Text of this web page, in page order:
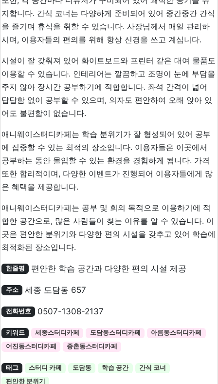
지합니다. 간식 코너는 다양하게 준비되어 있어 중간중간 간식
을 즐기며 휴식을 취할 수 있습니다. 사장님께서 매일 관리하
시며, 이용자들의 편의를 위해 항상 신경을 쓰고 계십니다.
시설이 잘 갖춰져 있어 화이트보드와 프린터 같은 대여 물품도
이용할 수 있습니다. 인테리어는 깔끔하고 조명이 눈에 부담을
주지 않아 장시간 공부하기에 적합합니다. 좌석 간격이 넓어
답답함 없이 공부할 수 있으며, 의자도 편안하여 오래 앉아 있
어도 불편함이 없습니다.
애니웨이스터디카페는 학습 분위기가 잘 형성되어 있어 공부
에 집중할 수 있는 최적의 장소입니다. 이용자들은 이곳에서
공부하는 동안 몰입할 수 있는 환경을 경험하게 됩니다. 가격
또한 합리적이며, 다양한 이벤트가 진행되어 이용자들에게 많
은 혜택을 제공합니다.
애니웨이스터디카페는 공부 및 회의 목적으로 이용하기에 적
합한 공간으로, 많은 사람들이 찾는 이유를 알 수 있습니다. 이
곳은 편안한 분위기와 다양한 편의 시설을 갖추고 있어 학습에
최적화된 장소입니다.
한줄평 편안한 학습 공간과 다양한 편의 시설 제공
주소 세종 도담동 657
전화번호 0507-1308-2137
키워드 세종스터디카페 도담동스터디카페
아름동스터디카페
어진동스터디카페
종촌동스터디카페
태그 스터디 카페 도담동 학습 공간
간식 코너
편안한 분위기